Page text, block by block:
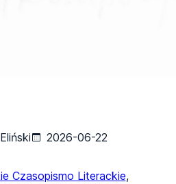
2026-06-22
Czasopismo Literackie,